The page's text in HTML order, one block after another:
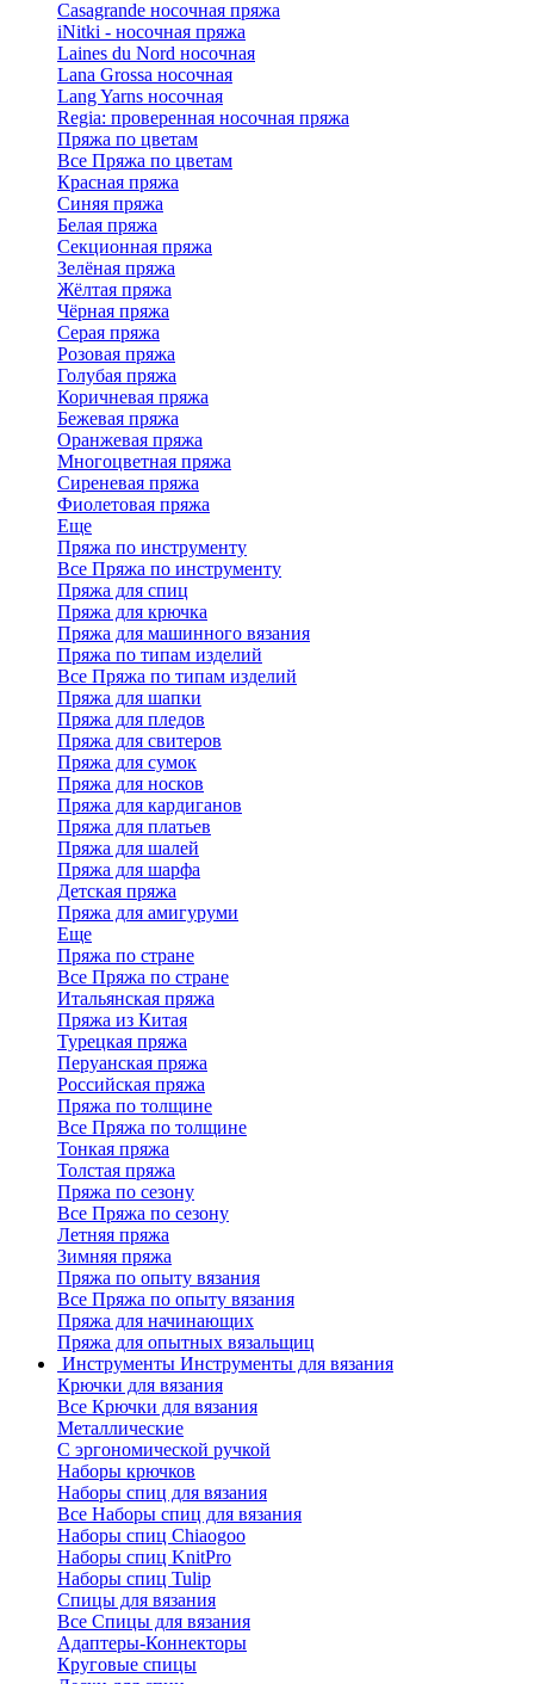
Casagrande носочная пряжа
iNitki - носочная пряжа
Laines du Nord носочная
Lana Grossa носочная
Lang Yarns носочная
Regia: проверенная носочная пряжа
Пряжа по цветам
Все Пряжа по цветам
Красная пряжа
Синяя пряжа
Белая пряжа
Секционная пряжа
Зелёная пряжа
Жёлтая пряжа
Чёрная пряжа
Серая пряжа
Розовая пряжа
Голубая пряжа
Коричневая пряжа
Бежевая пряжа
Оранжевая пряжа
Многоцветная пряжа
Сиреневая пряжа
Фиолетовая пряжа
Еще
Пряжа по инструменту
Все Пряжа по инструменту
Пряжа для спиц
Пряжа для крючка
Пряжа для машинного вязания
Пряжа по типам изделий
Все Пряжа по типам изделий
Пряжа для шапки
Пряжа для пледов
Пряжа для свитеров
Пряжа для сумок
Пряжа для носков
Пряжа для кардиганов
Пряжа для платьев
Пряжа для шалей
Пряжа для шарфа
Детская пряжа
Пряжа для амигуруми
Еще
Пряжа по стране
Все Пряжа по стране
Итальянская пряжа
Пряжа из Китая
Турецкая пряжа
Перуанская пряжа
Российская пряжа
Пряжа по толщине
Все Пряжа по толщине
Тонкая пряжа
Толстая пряжа
Пряжа по сезону
Все Пряжа по сезону
Летняя пряжа
Зимняя пряжа
Пряжа по опыту вязания
Все Пряжа по опыту вязания
Пряжа для начинающих
Пряжа для опытных вязальщиц
Инструменты Инструменты для вязания
Крючки для вязания
Все Крючки для вязания
Металлические
С эргономической ручкой
Наборы крючков
Наборы спиц для вязания
Все Наборы спиц для вязания
Наборы спиц Chiaogoo
Наборы спиц KnitPro
Наборы спиц Tulip
Спицы для вязания
Все Спицы для вязания
Адаптеры-Коннекторы
Круговые спицы